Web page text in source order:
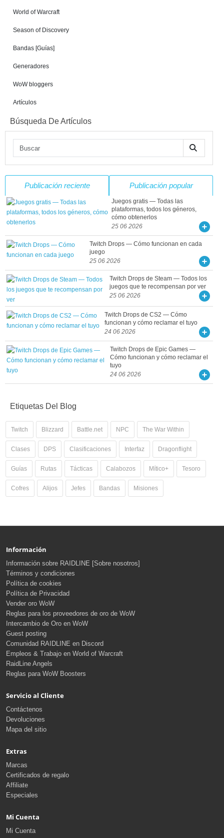
World of Warcraft
Season of Discovery
Bandas [Guías]
Generadores
WoW bloggers
Artículos
Búsqueda De Artículos
Publicación reciente Publicación popular
Juegos gratis — Todas las
plataformas, todos los géneros,
cómo obtenerlos
25 06 2026
Twitch Drops — Cómo funcionan en cada
juego
25 06 2026
Twitch Drops de Steam — Todos los
juegos que te recompensan por ver
25 06 2026
Twitch Drops de CS2 — Cómo
funcionan y cómo reclamar el tuyo
24 06 2026
Twitch Drops de Epic Games —
Cómo funcionan y cómo reclamar el
tuyo
24 06 2026
Etiquetas Del Blog
Twitch Blizzard Battle.net NPC The War Within
Clases DPS Clasificaciones Interfaz Dragonflight
Guías Rutas Tácticas Calabozos Mítico+ Tesoro
Cofres Alijos Jefes Bandas Misiones
Información
Información sobre RAIDLINE [Sobre nosotros]
Términos y condiciones
Política de cookies
Política de Privacidad
Vender oro WoW
Reglas para los proveedores de oro de WoW
Intercambio de Oro en WoW
Guest posting
Comunidad RAIDLINE en Discord
Empleos & Trabajo en World of Warcraft
RaidLine Angels
Reglas para WoW Boosters
Servicio al Cliente
Contáctenos
Devoluciones
Mapa del sitio
Extras
Marcas
Certificados de regalo
Affiliate
Especiales
Mi Cuenta
Mi Cuenta